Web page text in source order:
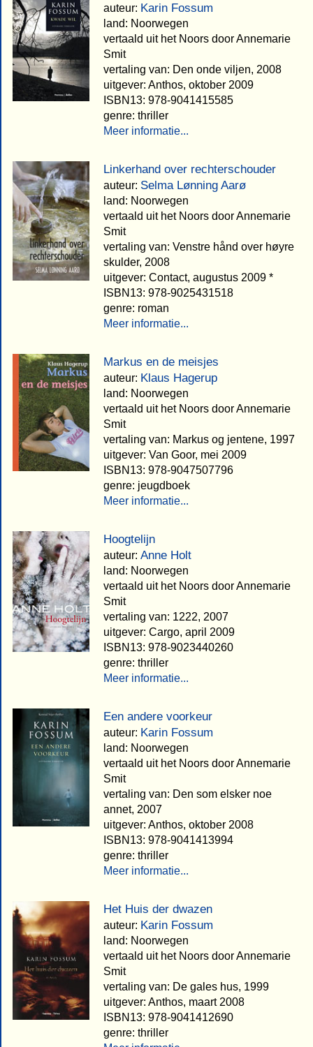
auteur: Karin Fossum
land: Noorwegen
vertaald uit het Noors door Annemarie
Smit
vertaling van: Den onde viljen, 2008
uitgever: Anthos, oktober 2009
ISBN13: 978-9041415585
genre: thriller
Meer informatie...
Linkerhand over rechterschouder
auteur: Selma Lønning Aarø
land: Noorwegen
vertaald uit het Noors door Annemarie
Smit
vertaling van: Venstre hånd over høyre
skulder, 2008
uitgever: Contact, augustus 2009 *
ISBN13: 978-9025431518
genre: roman
Meer informatie...
Markus en de meisjes
auteur: Klaus Hagerup
land: Noorwegen
vertaald uit het Noors door Annemarie
Smit
vertaling van: Markus og jentene, 1997
uitgever: Van Goor, mei 2009
ISBN13: 978-9047507796
genre: jeugdboek
Meer informatie...
Hoogtelijn
auteur: Anne Holt
land: Noorwegen
vertaald uit het Noors door Annemarie
Smit
vertaling van: 1222, 2007
uitgever: Cargo, april 2009
ISBN13: 978-9023440260
genre: thriller
Meer informatie...
Een andere voorkeur
auteur: Karin Fossum
land: Noorwegen
vertaald uit het Noors door Annemarie
Smit
vertaling van: Den som elsker noe
annet, 2007
uitgever: Anthos, oktober 2008
ISBN13: 978-9041413994
genre: thriller
Meer informatie...
Het Huis der dwazen
auteur: Karin Fossum
land: Noorwegen
vertaald uit het Noors door Annemarie
Smit
vertaling van: De gales hus, 1999
uitgever: Anthos, maart 2008
ISBN13: 978-9041412690
genre: thriller